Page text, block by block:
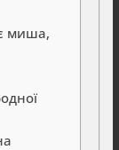
миша,